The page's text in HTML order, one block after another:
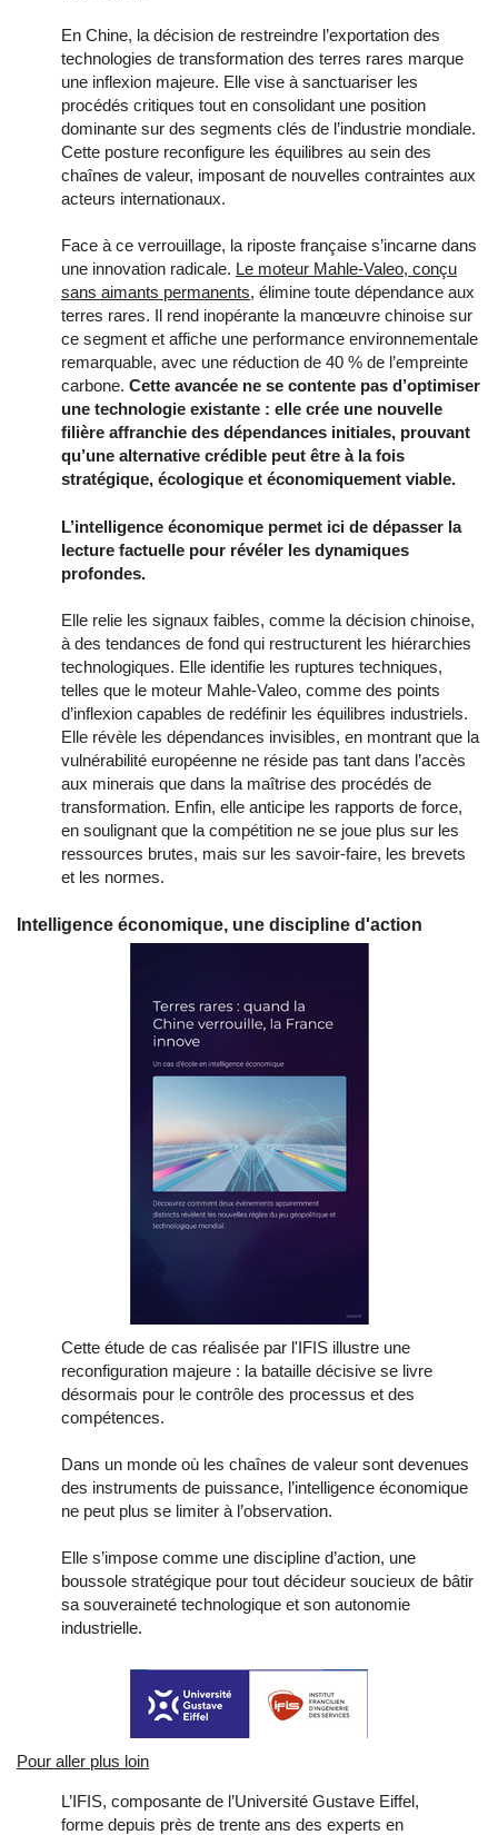
En Chine, la décision de restreindre l’exportation des
technologies de transformation des terres rares marque
une inflexion majeure. Elle vise à sanctuariser les
procédés critiques tout en consolidant une position
dominante sur des segments clés de l’industrie mondiale.
Cette posture reconfigure les équilibres au sein des
chaînes de valeur, imposant de nouvelles contraintes aux
acteurs internationaux.
Face à ce verrouillage, la riposte française s’incarne dans
une innovation radicale. Le moteur Mahle-Valeo, conçu
sans aimants permanents, élimine toute dépendance aux
terres rares. Il rend inopérante la manœuvre chinoise sur
ce segment et affiche une performance environnementale
remarquable, avec une réduction de 40 % de l’empreinte
carbone. Cette avancée ne se contente pas d’optimiser
une technologie existante : elle crée une nouvelle
filière affranchie des dépendances initiales, prouvant
qu’une alternative crédible peut être à la fois
stratégique, écologique et économiquement viable.
L’intelligence économique permet ici de dépasser la
lecture factuelle pour révéler les dynamiques
profondes.
Elle relie les signaux faibles, comme la décision chinoise,
à des tendances de fond qui restructurent les hiérarchies
technologiques. Elle identifie les ruptures techniques,
telles que le moteur Mahle-Valeo, comme des points
d’inflexion capables de redéfinir les équilibres industriels.
Elle révèle les dépendances invisibles, en montrant que la
vulnérabilité européenne ne réside pas tant dans l’accès
aux minerais que dans la maîtrise des procédés de
transformation. Enfin, elle anticipe les rapports de force,
en soulignant que la compétition ne se joue plus sur les
ressources brutes, mais sur les savoir-faire, les brevets
et les normes.
Intelligence économique, une discipline d'action
Cette étude de cas réalisée par l'IFIS illustre une
reconfiguration majeure : la bataille décisive se livre
désormais pour le contrôle des processus et des
compétences.
Dans un monde où les chaînes de valeur sont devenues
des instruments de puissance, l’intelligence économique
ne peut plus se limiter à l’observation.
Elle s’impose comme une discipline d’action, une
boussole stratégique pour tout décideur soucieux de bâtir
sa souveraineté technologique et son autonomie
industrielle.
Pour aller plus loin
L’IFIS, composante de l’Université Gustave Eiffel,
forme depuis près de trente ans des experts en